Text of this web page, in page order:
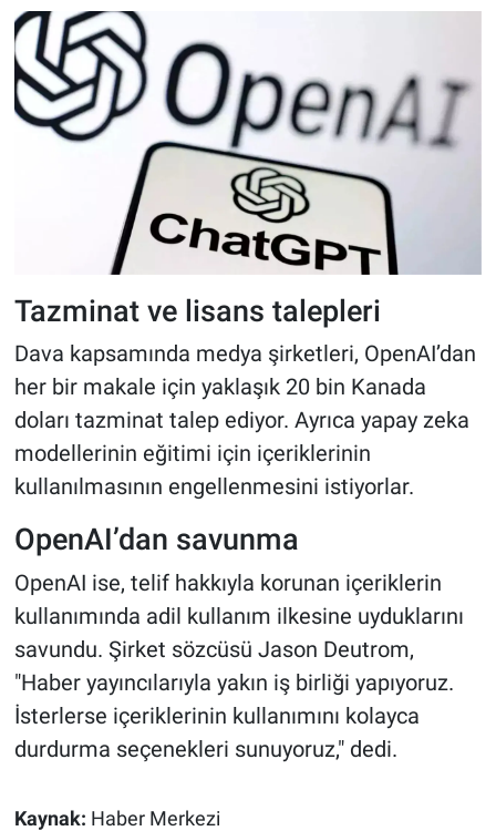
Tazminat ve lisans talepleri
Dava kapsamında medya şirketleri, OpenAI’dan
her bir makale için yaklaşık 20 bin Kanada
doları tazminat talep ediyor. Ayrıca yapay zeka
modellerinin eğitimi için içeriklerinin
kullanılmasının engellenmesini istiyorlar.
OpenAI’dan savunma
OpenAI ise, telif hakkıyla korunan içeriklerin
kullanımında adil kullanım ilkesine uyduklarını
savundu. Şirket sözcüsü Jason Deutrom,
"Haber yayıncılarıyla yakın iş birliği yapıyoruz.
İsterlerse içeriklerinin kullanımını kolayca
durdurma seçenekleri sunuyoruz," dedi.
Kaynak: Haber Merkezi